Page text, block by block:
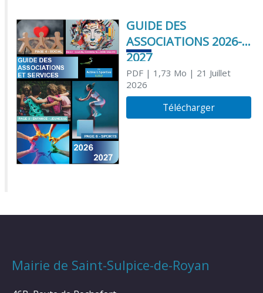
GUIDE DES
ASSOCIATIONS 2026-
2027
PDF| 1,73 Mo | 21 Juillet
2026
Télécharger
Mairie de Saint-Sulpice-de-Royan